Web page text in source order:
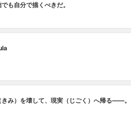
も自分で描くべきだ。
きみ）を壊して、現実（じごく）へ帰る――。